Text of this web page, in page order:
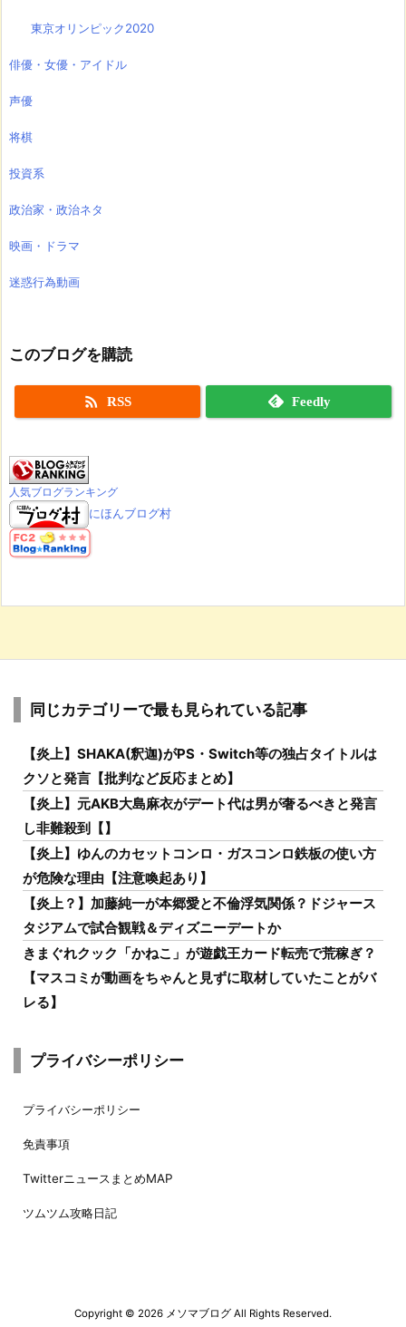
東京オリンピック2020
俳優・女優・アイドル
声優
将棋
投資系
政治家・政治ネタ
映画・ドラマ
迷惑行為動画
このブログを購読
 RSS Feedly
人気ブログランキング
にほんブログ村
同じカテゴリーで最も見られている記事
【炎上】SHAKA(釈迦)がPS・Switch等の独占タイトルは
クソと発言【批判など反応まとめ】
【炎上】元AKB大島麻衣がデート代は男が奢るべきと発言
し非難殺到【】
【炎上】ゆんのカセットコンロ・ガスコンロ鉄板の使い方
が危険な理由【注意喚起あり】
【炎上？】加藤純一が本郷愛と不倫浮気関係？ドジャース
タジアムで試合観戦＆ディズニーデートか
きまぐれクック「かねこ」が遊戯王カード転売で荒稼ぎ？
【マスコミが動画をちゃんと見ずに取材していたことがバ
レる】
プライバシーポリシー
プライバシーポリシー
免責事項
TwitterニュースまとめMAP
ツムツム攻略日記
Copyright © 2026 メソマブログ All Rights Reserved.